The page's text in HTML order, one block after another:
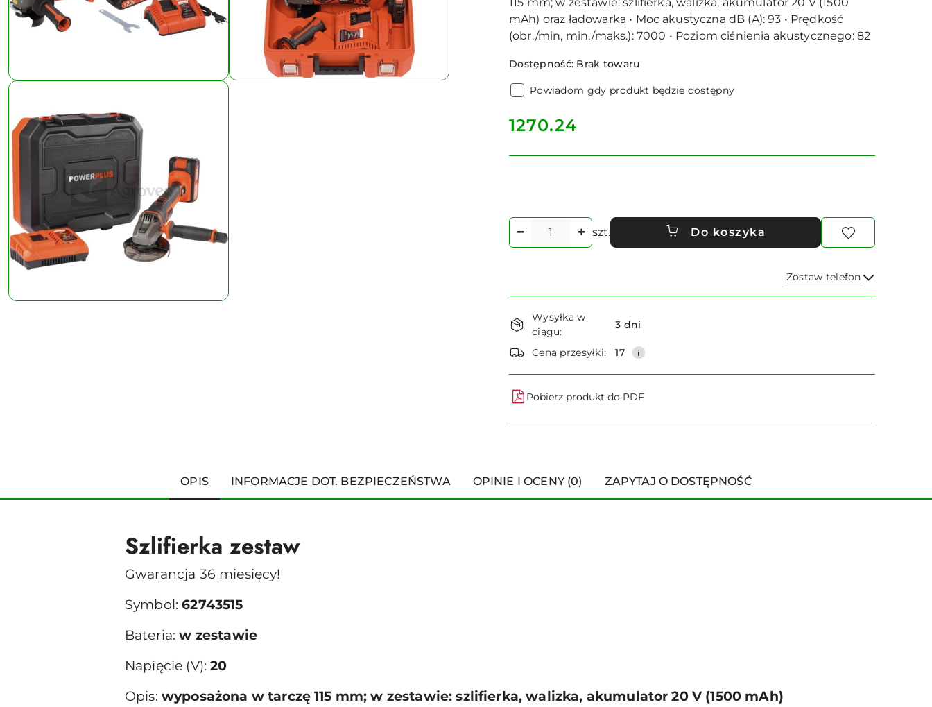
mAh) oraz ładowarka • Moc akustyczna dB (A): 93 • Prędkość
(obr./min, min./maks.): 7000 • Poziom ciśnienia akustycznego: 82
Dostępność: Brak towaru
Powiadom gdy produkt będzie dostępny
cena:
1270.24
Ilość
szt. Do koszyka
Zostaw telefon
Wyślij
Dostępność
i
dostawa
Wysyłka w
ciągu:
3 dni
Cena przesyłki: 17
Pobierz produkt do PDF
OPIS INFORMACJE DOT. BEZPIECZEŃSTWA OPINIE I OCENY (0) ZAPYTAJ O DOSTĘPNOŚĆ
Szlifierka zestaw
Gwarancja 36 miesięcy!
Symbol:62743515
Bateria:w zestawie
Napięcie (V):20
Opis: wyposażona w tarczę 115 mm; w zestawie: szlifierka, walizka, akumulator 20 V (1500 mAh)